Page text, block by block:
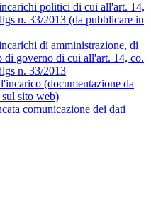
politici di cui all'art. 14,
n. 33/2013 (da pubblicare in
di amministrazione, di
di governo di cui all'art. 14, co.
n. 33/2013
(documentazione da
sito web)
comunicazione dei dati